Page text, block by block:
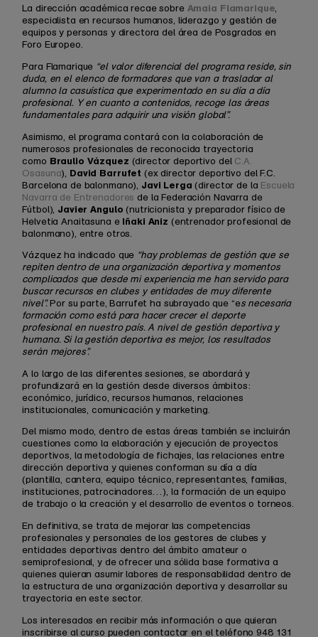
La dirección académica recae sobre Amaia Flamarique,
especialista en recursos humanos, liderazgo y gestión de
equipos y personas y directora del área de Posgrados en
Foro Europeo.
Para Flamarique “el valor diferencial del programa reside, sin
duda, en el elenco de formadores que van a trasladar al
alumno la casuística que experimentado en su día a día
profesional. Y en cuanto a contenidos, recoge las áreas
fundamentales para adquirir una visión global”.
Asimismo, el programa contará con la colaboración de
numerosos profesionales de reconocida trayectoria
como Braulio Vázquez (director deportivo del C.A.
Osasuna), David Barrufet (ex director deportivo del F.C.
Barcelona de balonmano), Javi Lerga (director de la Escuela
Navarra de Entrenadores de la Federación Navarra de
Fútbol), Javier Angulo (nutricionista y preparador físico de
Helvetia Anaitasuna e Iñaki Aniz (entrenador profesional de
balonmano), entre otros.
Vázquez ha indicado que “hay problemas de gestión que se
repiten dentro de una organización deportiva y momentos
complicados que desde mi experiencia me han servido para
buscar recursos en clubes y entidades de muy diferente
nivel”. Por su parte, Barrufet ha subrayado que “es necesaria
formación como está para hacer crecer el deporte
profesional en nuestro país. A nivel de gestión deportiva y
humana. Si la gestión deportiva es mejor, los resultados
serán mejores”.
A lo largo de las diferentes sesiones, se abordará y
profundizará en la gestión desde diversos ámbitos:
económico, jurídico, recursos humanos, relaciones
institucionales, comunicación y marketing.
Del mismo modo, dentro de estas áreas también se incluirán
cuestiones como la elaboración y ejecución de proyectos
deportivos, la metodología de fichajes, las relaciones entre
dirección deportiva y quienes conforman su día a día
(plantilla, cantera, equipo técnico, representantes, familias,
instituciones, patrocinadores…), la formación de un equipo
de trabajo o la creación y el desarrollo de eventos o torneos.
En definitiva, se trata de mejorar las competencias
profesionales y personales de los gestores de clubes y
entidades deportivas dentro del ámbito amateur o
semiprofesional, y de ofrecer una sólida base formativa a
quienes quieran asumir labores de responsabilidad dentro de
la estructura de una organización deportiva y desarrollar su
trayectoria en este sector.
Los interesados en recibir más información o que quieran
inscribirse al curso pueden contactar en el teléfono 948 131